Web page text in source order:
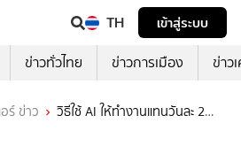
TH
เข้าสู่ระบบ
ข่าวทั่วไทย ข่าวการเมือง ข่าว
ร์ ข่าว
วิธีใช้ AI ให้ทำงานแทนวันละ 2